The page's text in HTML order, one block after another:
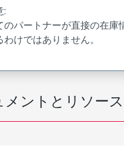
メントとリソース
:
のパートナーが直接の在庫
わけではありません。